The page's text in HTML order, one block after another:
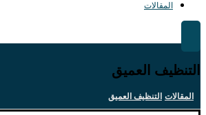
المقالات
التنظيف العميق
المقالات التنظيف العميق